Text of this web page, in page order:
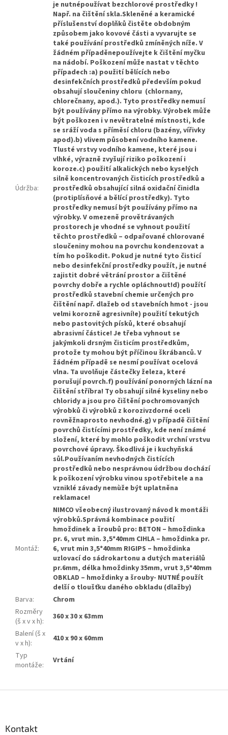
Údržba:
je nutnépoužívat bezchlorové prostředky !
Např. na čištění skla.Skleněné a keramické
příslušenství doplňků čistěte obdobným
způsobem jako kovové části a vyvarujte se
také používání prostředků zmíněných níže. V
žádném případěnepoužívejte k čištění myčku
na nádobí. Poškození může nastat v těchto
případech :a) použití bělících nebo
desinfekčních prostředků především pokud
obsahují sloučeniny chloru (chlornany,
chlorečnany, apod.). Tyto prostředky nemusí
být používány přímo na výrobky. Výrobek může
být poškozen i v nevětratelné místnosti, kde
se sráží voda s příměsí chloru (bazény, vířivky
apod).b) vlivem působení vodního kamene.
Tlusté vrstvy vodního kamene, které jsou i
vlhké, výrazně zvyšují riziko poškození i
koroze.c) použití alkalických nebo kyselých
silně koncentrovaných čisticích prostředků a
prostředků obsahující silná oxidační činidla
(protiplísňové a bělící prostředky). Tyto
prostředky nemusí být používány přímo na
výrobky. V omezeně provětrávaných
prostorech je vhodné se vyhnout použití
těchto prostředků – odpařované chlorované
sloučeniny mohou na povrchu kondenzovat a
tím ho poškodit. Pokud je nutné tyto čisticí
nebo desinfekční prostředky použít, je nutné
zajistit dobré větrání prostor a čištěné
povrchy dobře a rychle opláchnout!d) použítí
prostředků stavební chemie určených pro
čištění např. dlažeb od stavebních hmot - jsou
velmi korozně agresivní!e) použití tekutých
nebo pastovitých písků, které obsahují
abrasivní částice! Je třeba vyhnout se
jakýmkoli drsným čisticím prostředkům,
protože ty mohou být příčinou škrábanců. V
žádném případě se nesmí používat ocelová
vlna. Ta uvolňuje částečky železa, které
porušují povrch.f) používání ponorných lázní na
čištění stříbra! Ty obsahují silné kyseliny nebo
chloridy a jsou pro čištění pochromovaných
výrobků či výrobků z korozivzdorné oceli
rovněžnaprosto nevhodné.g) v případě čištění
povrchů čistícími prostředky, kde není známé
složení, které by mohlo poškodit vrchní vrstvu
povrchové úpravy. Škodlivá je i kuchyňská
sůl.Používaním nevhodných čistících
prostředků nebo nesprávnou údržbou dochází
k poškození výrobku vinou spotřebitele a na
vzniklé závady nemùže být uplatněna
reklamace!
Montáž:
NIMCO všeobecný ilustrovaný návod k montáži
výrobků.Správná kombinace použití
hmoždinek a šroubů pro: BETON – hmoždinka
pr. 6, vrut min. 3,5*40mm CIHLA – hmoždinka pr.
6, vrut min 3,5*40mm RIGIPS – hmoždinka
uzlovací do sádrokartonu a dutých materiálů
pr.6mm, délka hmoždinky 35mm, vrut 3,5*40mm
OBKLAD – hmoždinky a šrouby- NUTNÉ použít
delší o tloušťku daného obkladu (dlažby)
Barva:
Chrom
Rozměry
(š x v x h):
360 x 30 x 63mm
Balení (š x
v x h):
410 x 90 x 60mm
Typ
montáže: Vrtání
Kontakt